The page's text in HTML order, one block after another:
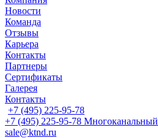
Новости
Команда
Отзывы
Карьера
Контакты
Партнеры
Сертификаты
Галерея
Контакты
+7 (495) 225-95-78
+7 (495) 225-95-78 Многоканальный
sale@ktnd.ru